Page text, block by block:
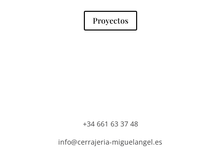
Proyectos
+34 661 63 37 48
info@cerrajeria-miguelangel.es